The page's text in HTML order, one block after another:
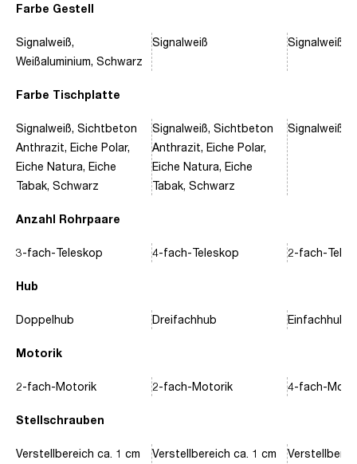
Farbe Gestell
Farbe Tischplatte
Anzahl Rohrpaare
Hub
Motorik
Stellschrauben
Signalweiß,
Weißaluminium, Schwarz
Signalweiß, Sichtbeton
Anthrazit, Eiche Polar,
Eiche Natura, Eiche
Tabak, Schwarz
3-fach-Teleskop
Doppelhub
2-fach-Motorik
Verstellbereich ca. 1 cm
Signalweiß
Signalweiß, Sichtbeton
Anthrazit, Eiche Polar,
Eiche Natura, Eiche
Tabak, Schwarz
4-fach-Teleskop
Dreifachhub
2-fach-Motorik
Verstellbereich ca. 1 cm
Signalweiß,
Signalweiß,
2-fach-
Einfachhub
4-fach-